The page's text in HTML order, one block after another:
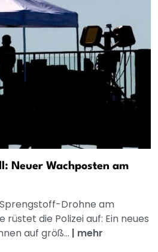
Neuer Wachposten am
Drohne am
rüstet die Polizei auf: Ein neues
auf größ... | mehr